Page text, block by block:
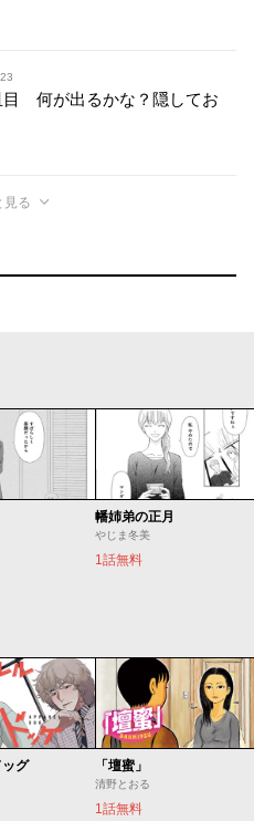
目 何が出るかな？隠してお
見る
幡姉弟の正月
やじま冬美
1話無料
グ 「壇蜜」
清野とおる
1話無料